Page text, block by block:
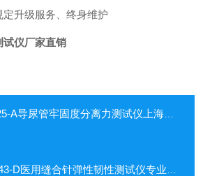
升级服务、终身维护
试仪厂家直销
A导尿管牢固度分离力测试仪上海远梓
D医用缝合针弹性韧性测试仪专业检测厂家